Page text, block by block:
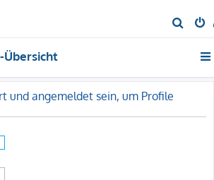
u
Übersicht
und angemeldet sein, um Profile